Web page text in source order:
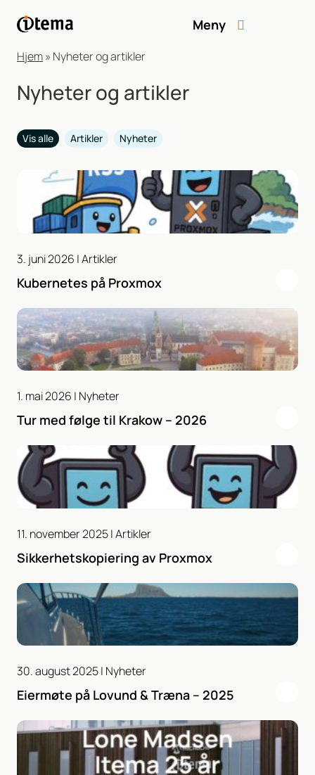
Meny
Hjem» Nyheter og artikler
Nyheter og artikler
Vis alle Artikler Nyheter
3. juni 2026 |Artikler
Kubernetes på Proxmox
1. mai 2026 | Nyheter
Tur med følge til Krakow – 2026
11. november 2025 |Artikler
Sikkerhetskopiering av Proxmox
30. august 2025 | Nyheter
Eiermøte på Lovund & Træna – 2025